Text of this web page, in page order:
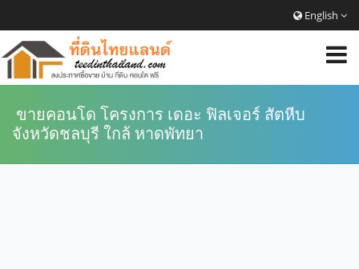
English
ขายคอนโด โครงการ เดอะ ฟิลเจอร์ สัตหีบ
จังหวัดชลบุรี ใกล้ หาดพัทยา